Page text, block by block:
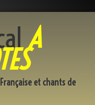
A
et chants de